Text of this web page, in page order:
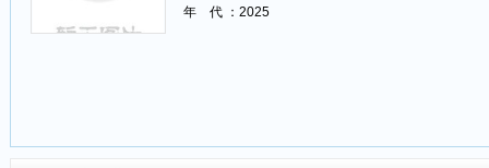
年 代 ：2025